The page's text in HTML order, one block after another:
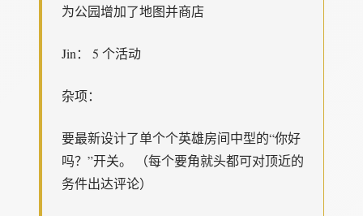
为公园增加了地图并商店
Jin： 5 个活动
杂项：
要最新设计了单个个英雄房间中型的“你好
吗？”开关。 （每个要角就头都可对顶近的
务件出达评论）